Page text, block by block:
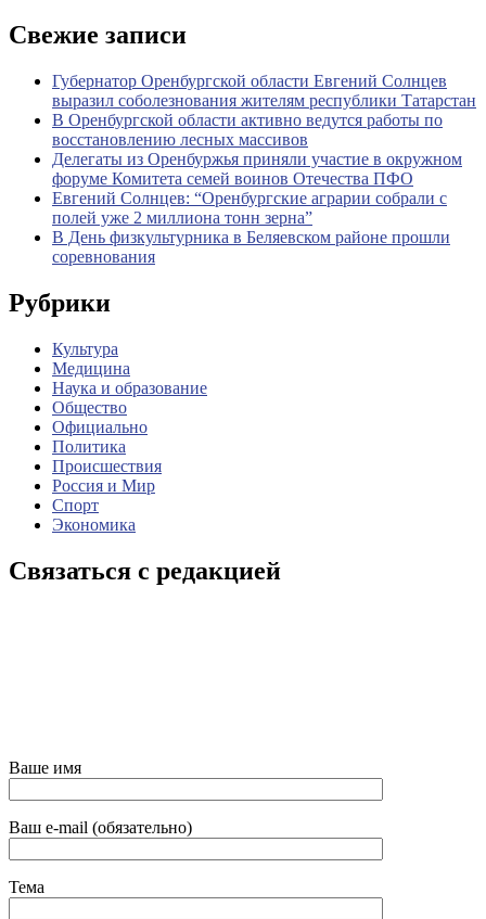
Свежие записи
Губернатор Оренбургской области Евгений Солнцев
выразил соболезнования жителям республики Татарстан
В Оренбургской области активно ведутся работы по
восстановлению лесных массивов
Делегаты из Оренбуржья приняли участие в окружном
форуме Комитета семей воинов Отечества ПФО
Евгений Солнцев: “Оренбургские аграрии собрали с
полей уже 2 миллиона тонн зерна”
В День физкультурника в Беляевском районе прошли
соревнования
Рубрики
Культура
Медицина
Наука и образование
Общество
Официально
Политика
Происшествия
Россия и Мир
Спорт
Экономика
Связаться с редакцией
Ваше имя
Ваш e-mail (обязательно)
Тема